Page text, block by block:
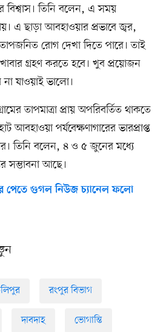
বিশ্বাস। তিনি বলেন, এ সময়
এ ছাড়া আবহাওয়ার প্রভাবে জ্বর,
তাপজনিত রোগ দেখা দিতে পারে। তাই
গ্রহণ করতে হবে। খুব প্রয়োজন
যাওয়াই ভালো।
তাপমাত্রা প্রায় অপরিবর্তিত থাকতে
আবহাওয়া পর্যবেক্ষণাগারের ভারপ্রাপ্ত
তিনি বলেন, ৪ ও ৫ জুনের মধ্যে
সম্ভাবনা আছে।
পেতে গুগল নিউজ চ্যানেল ফলো
রংপুর বিভাগ
দাবদাহ ভোগান্তি